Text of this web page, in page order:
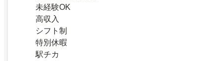
未経験OK
高収入
シフト制
特別休暇
駅チカ